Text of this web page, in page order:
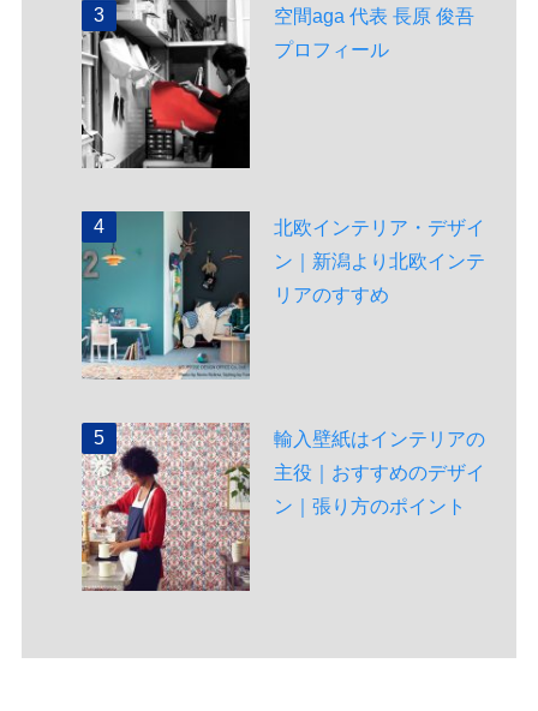
空間aga 代表 長原 俊吾
プロフィール
北欧インテリア・デザイ
ン｜新潟より北欧インテ
リアのすすめ
輸入壁紙はインテリアの
主役｜おすすめのデザイ
ン｜張り方のポイント